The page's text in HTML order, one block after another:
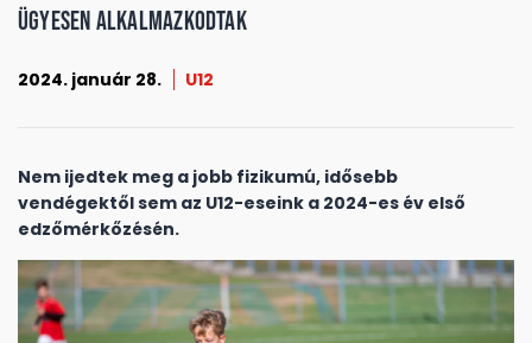
Ügyesen alkalmazkodtak
2024. január 28. U12
Nem ijedtek meg a jobb fizikumú, idősebb
vendégektől sem az U12-eseink a 2024-es év első
edzőmérkőzésén.